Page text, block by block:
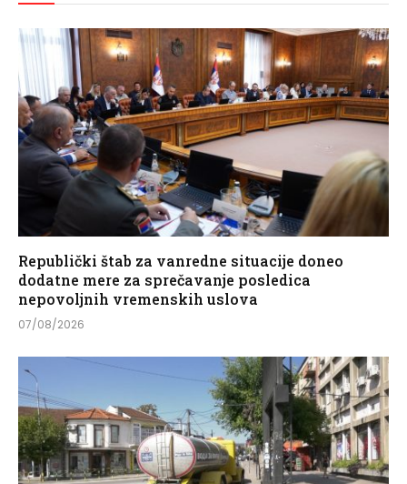
Republički štab za vanredne situacije doneo
dodatne mere za sprečavanje posledica
nepovoljnih vremenskih uslova
07/08/2026